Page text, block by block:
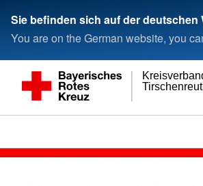
Sie befinden sich auf der deutschen
You are on the German website, you